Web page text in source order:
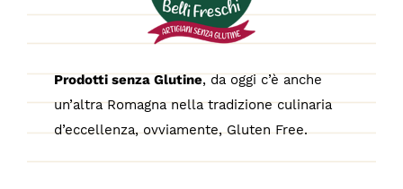
Prodotti senza Glutine, da oggi c’è anche
un’altra Romagna nella tradizione culinaria
d’eccellenza, ovviamente, Gluten Free.